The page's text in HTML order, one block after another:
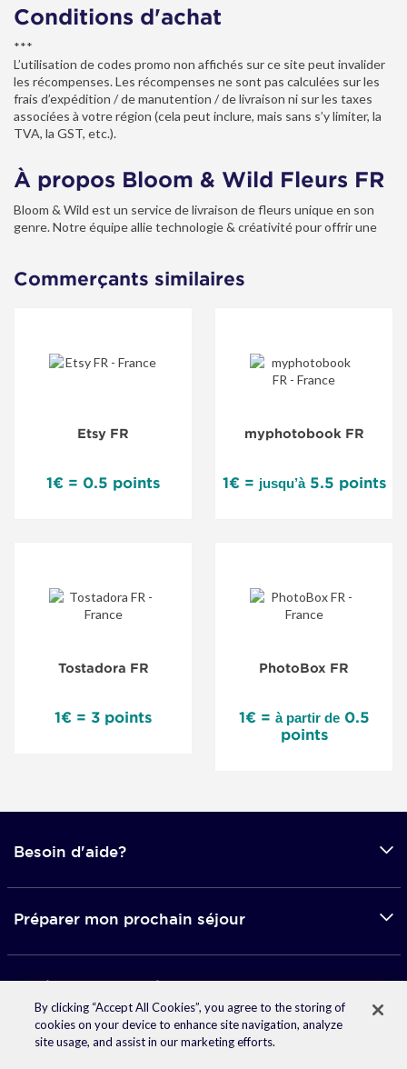
Conditions d'achat
***
L’utilisation de codes promo non affichés sur ce site peut invalider
les récompenses. Les récompenses ne sont pas calculées sur les
frais d’expédition / de manutention / de livraison ni sur les taxes
associées à votre région (cela peut inclure, mais sans s’y limiter, la
TVA, la GST, etc.).
À propos Bloom & Wild Fleurs FR
Bloom & Wild est un service de livraison de fleurs unique en son
genre. Notre équipe allie technologie & créativité pour offrir une
Commerçants similaires
Etsy FR
1€ = 0.5 points
myphotobook FR
1€ = jusqu’à5.5 points
Tostadora FR
1€ = 3 points
PhotoBox FR
1€ = à partir de0.5
points
Besoin d'aide?
Préparer mon prochain séjour
Applications mobile
© 2026 Accor -Mentions légales-Données personnelles
By clicking “Accept All Cookies”, you agree to the storing of
cookies on your device to enhance site navigation, analyze
site usage, and assist in our marketing efforts.